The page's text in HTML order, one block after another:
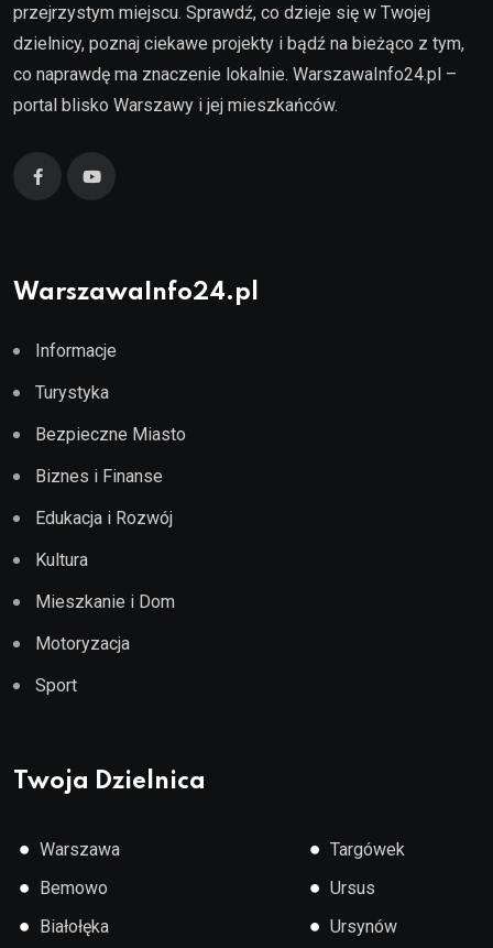
przejrzystym miejscu. Sprawdź, co dzieje się w Twojej
dzielnicy, poznaj ciekawe projekty i bądź na bieżąco z tym,
co naprawdę ma znaczenie lokalnie. WarszawaInfo24.pl –
portal blisko Warszawy i jej mieszkańców.
WarszawaInfo24.pl
Informacje
Turystyka
Bezpieczne Miasto
Biznes i Finanse
Edukacja i Rozwój
Kultura
Mieszkanie i Dom
Motoryzacja
Sport
Twoja Dzielnica
● Warszawa
● Bemowo
● Białołęka
● Targówek
● Ursus
● Ursynów